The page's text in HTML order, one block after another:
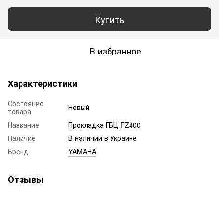
Купить
В избранное
Характеристики
Состояние
товара
Новый
Название
Прокладка ГБЦ FZ400
Наличие
В наличии в Украине
Бренд
YAMAHA
Отзывы